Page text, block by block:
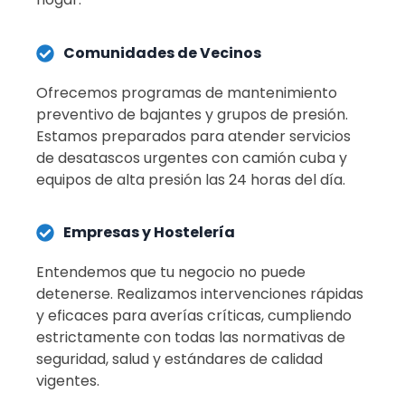
Comunidades de Vecinos
Ofrecemos programas de mantenimiento
preventivo de bajantes y grupos de presión.
Estamos preparados para atender servicios
de desatascos urgentes con camión cuba y
equipos de alta presión las 24 horas del día.
Empresas y Hostelería
Entendemos que tu negocio no puede
detenerse. Realizamos intervenciones rápidas
y eficaces para averías críticas, cumpliendo
estrictamente con todas las normativas de
seguridad, salud y estándares de calidad
vigentes.